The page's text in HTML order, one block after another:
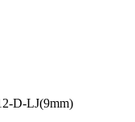
D-LJ(9mm)